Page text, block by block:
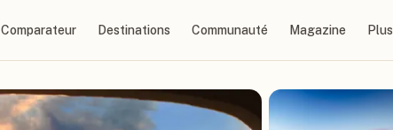
Comparateur Destinations Communauté Magazine Plus